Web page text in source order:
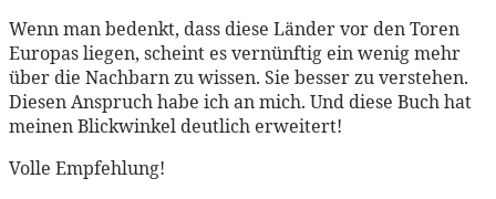
Wenn man bedenkt, dass diese Länder vor den Toren
Europas liegen, scheint es vernünftig ein wenig mehr
über die Nachbarn zu wissen. Sie besser zu verstehen.
Diesen Anspruch habe ich an mich. Und diese Buch hat
meinen Blickwinkel deutlich erweitert!
Volle Empfehlung!